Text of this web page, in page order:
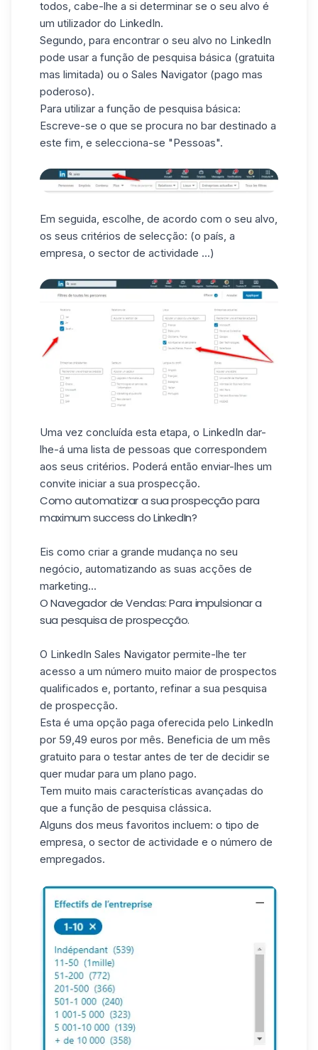
todos, cabe-lhe a si determinar se o seu alvo é
um utilizador do LinkedIn.
Segundo, para encontrar o seu alvo no LinkedIn
pode usar a função de pesquisa básica (gratuita
mas limitada) ou o Sales Navigator (pago mas
poderoso).
Para utilizar a função de pesquisa básica:
Escreve-se o que se procura no bar destinado a
este fim, e selecciona-se "Pessoas".
Em seguida, escolhe, de acordo com o seu alvo,
os seus critérios de selecção: (o país, a
empresa, o sector de actividade ...)
Uma vez concluída esta etapa, o LinkedIn dar-
lhe-á uma lista de pessoas que correspondem
aos seus critérios. Poderá então enviar-lhes um
convite iniciar a sua prospecção.
Como automatizar a sua prospecção para
maximum success do LinkedIn?
Eis como criar a grande mudança no seu
negócio, automatizando as suas acções de
marketing...
O Navegador de Vendas: Para impulsionar a
sua pesquisa de prospecção.
O LinkedIn Sales Navigator permite-lhe ter
acesso a um número muito maior de prospectos
qualificados e, portanto, refinar a sua pesquisa
de prospecção.
Esta é uma opção paga oferecida pelo LinkedIn
por 59,49 euros por mês. Beneficia de um mês
gratuito para o testar antes de ter de decidir se
quer mudar para um plano pago.
Tem muito mais características avançadas do
que a função de pesquisa clássica.
Alguns dos meus favoritos incluem: o tipo de
empresa, o sector de actividade e o número de
empregados.